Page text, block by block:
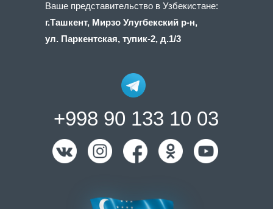
+998 90 133 10 03
Ваше представительство в Узбекистане:
г.Ташкент, Мирзо Улугбекский р-н,
ул. Паркентская, тупик-2, д.1/3